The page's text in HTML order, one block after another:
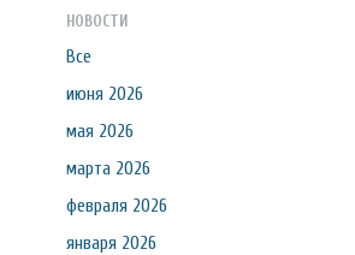
НОВОСТИ
Все
июня 2026
мая 2026
марта 2026
февраля 2026
января 2026